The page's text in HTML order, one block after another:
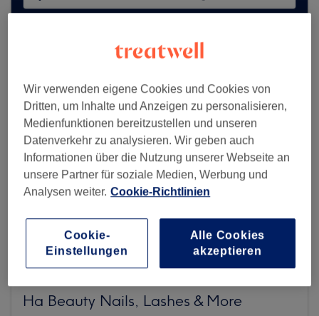
Ha Beauty Nails, Lashes & More
Wir verwenden eigene Cookies und Cookies von
Dritten, um Inhalte und Anzeigen zu personalisieren,
Medienfunktionen bereitzustellen und unseren
Datenverkehr zu analysieren. Wir geben auch
Informationen über die Nutzung unserer Webseite an
unsere Partner für soziale Medien, Werbung und
Analysen weiter. Cookie-Richtlinien
Cookie-
Einstellungen
Alle Cookies
akzeptieren